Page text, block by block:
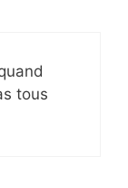
tous